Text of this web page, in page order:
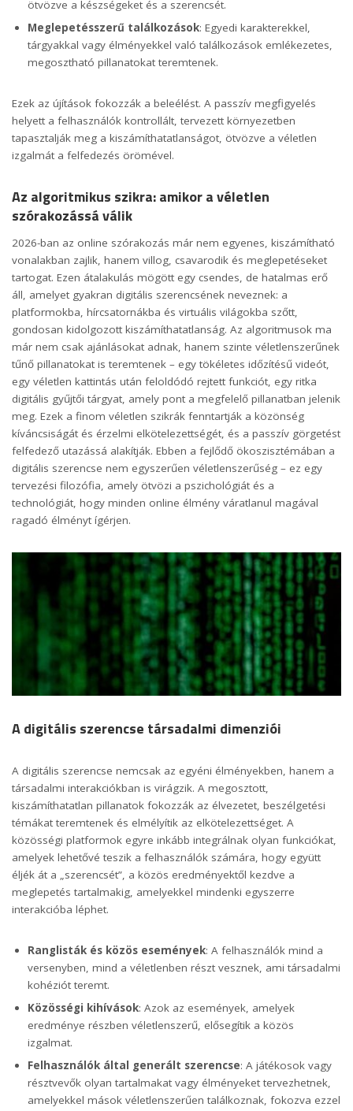
ötvözve a készségeket és a szerencsét.
Meglepetésszerű találkozások: Egyedi karakterekkel,
tárgyakkal vagy élményekkel való találkozások emlékezetes,
megosztható pillanatokat teremtenek.
Ezek az újítások fokozzák a beleélést. A passzív megfigyelés
helyett a felhasználók kontrollált, tervezett környezetben
tapasztalják meg a kiszámíthatatlanságot, ötvözve a véletlen
izgalmát a felfedezés örömével.
Az algoritmikus szikra: amikor a véletlen
szórakozássá válik
2026-ban az online szórakozás már nem egyenes, kiszámítható
vonalakban zajlik, hanem villog, csavarodik és meglepetéseket
tartogat. Ezen átalakulás mögött egy csendes, de hatalmas erő
áll, amelyet gyakran digitális szerencsének neveznek: a
platformokba, hírcsatornákba és virtuális világokba szőtt,
gondosan kidolgozott kiszámíthatatlanság. Az algoritmusok ma
már nem csak ajánlásokat adnak, hanem szinte véletlenszerűnek
tűnő pillanatokat is teremtenek – egy tökéletes időzítésű videót,
egy véletlen kattintás után feloldódó rejtett funkciót, egy ritka
digitális gyűjtői tárgyat, amely pont a megfelelő pillanatban jelenik
meg. Ezek a finom véletlen szikrák fenntartják a közönség
kíváncsiságát és érzelmi elkötelezettségét, és a passzív görgetést
felfedező utazássá alakítják. Ebben a fejlődő ökoszisztémában a
digitális szerencse nem egyszerűen véletlenszerűség – ez egy
tervezési filozófia, amely ötvözi a pszichológiát és a
technológiát, hogy minden online élmény váratlanul magával
ragadó élményt ígérjen.
A digitális szerencse társadalmi dimenziói
A digitális szerencse nemcsak az egyéni élményekben, hanem a
társadalmi interakciókban is virágzik. A megosztott,
kiszámíthatatlan pillanatok fokozzák az élvezetet, beszélgetési
témákat teremtenek és elmélyítik az elkötelezettséget. A
közösségi platformok egyre inkább integrálnak olyan funkciókat,
amelyek lehetővé teszik a felhasználók számára, hogy együtt
éljék át a „szerencsét”, a közös eredményektől kezdve a
meglepetés tartalmakig, amelyekkel mindenki egyszerre
interakcióba léphet.
Ranglisták és közös események: A felhasználók mind a
versenyben, mind a véletlenben részt vesznek, ami társadalmi
kohéziót teremt.
Közösségi kihívások: Azok az események, amelyek
eredménye részben véletlenszerű, elősegítik a közös
izgalmat.
Felhasználók által generált szerencse: A játékosok vagy
résztvevők olyan tartalmakat vagy élményeket tervezhetnek,
amelyekkel mások véletlenszerűen találkoznak, fokozva ezzel